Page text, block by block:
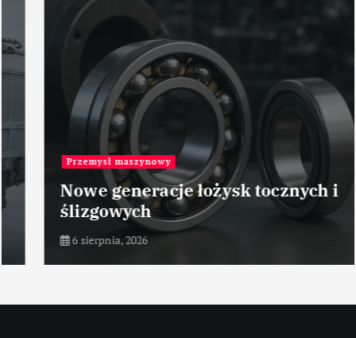
Przemysł maszynowy
Nowe generacje łożysk tocznych i
ślizgowych
6 sierpnia, 2026